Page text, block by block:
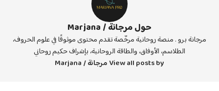
حول مرجانة / Marjana
مرجانة برو . منصة روحانية مرخّصة تقدم محتوى موثوقًا في علوم الحروف،
الطلاسم، الأوفاق، والطاقة الروحانية، بإشراف حكيم روحاني
View all posts by مرجانة / Marjana